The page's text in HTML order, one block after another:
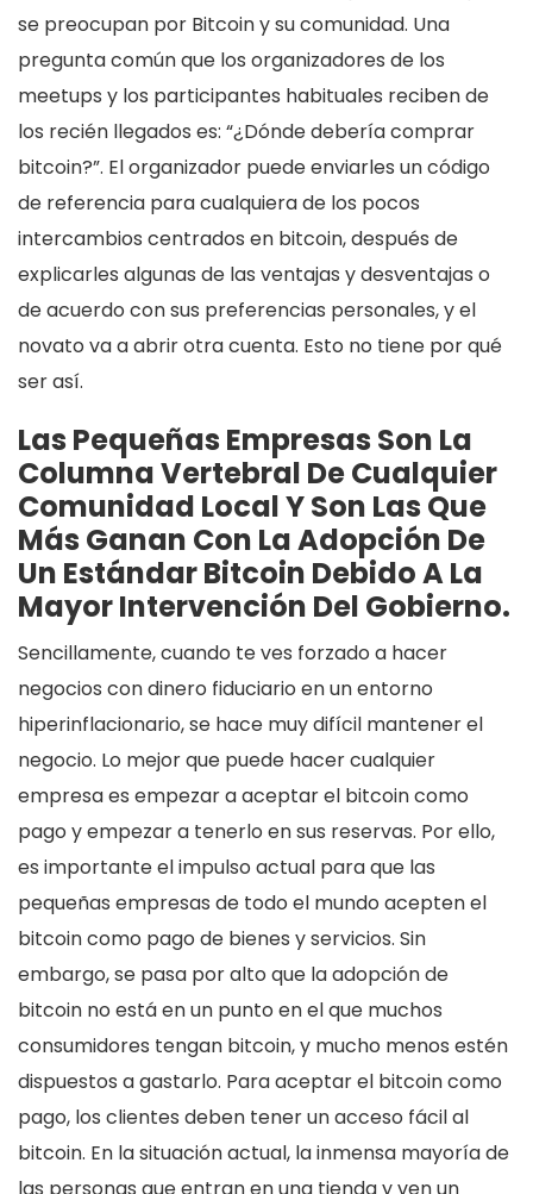
se preocupan por Bitcoin y su comunidad. Una
pregunta común que los organizadores de los
meetups y los participantes habituales reciben de
los recién llegados es: “¿Dónde debería comprar
bitcoin?”. El organizador puede enviarles un código
de referencia para cualquiera de los pocos
intercambios centrados en bitcoin, después de
explicarles algunas de las ventajas y desventajas o
de acuerdo con sus preferencias personales, y el
novato va a abrir otra cuenta. Esto no tiene por qué
ser así.
Las Pequeñas Empresas Son La
Columna Vertebral De Cualquier
Comunidad Local Y Son Las Que
Más Ganan Con La Adopción De
Un Estándar Bitcoin Debido A La
Mayor Intervención Del Gobierno.
Sencillamente, cuando te ves forzado a hacer
negocios con dinero fiduciario en un entorno
hiperinflacionario, se hace muy difícil mantener el
negocio. Lo mejor que puede hacer cualquier
empresa es empezar a aceptar el bitcoin como
pago y empezar a tenerlo en sus reservas. Por ello,
es importante el impulso actual para que las
pequeñas empresas de todo el mundo acepten el
bitcoin como pago de bienes y servicios. Sin
embargo, se pasa por alto que la adopción de
bitcoin no está en un punto en el que muchos
consumidores tengan bitcoin, y mucho menos estén
dispuestos a gastarlo. Para aceptar el bitcoin como
pago, los clientes deben tener un acceso fácil al
bitcoin. En la situación actual, la inmensa mayoría de